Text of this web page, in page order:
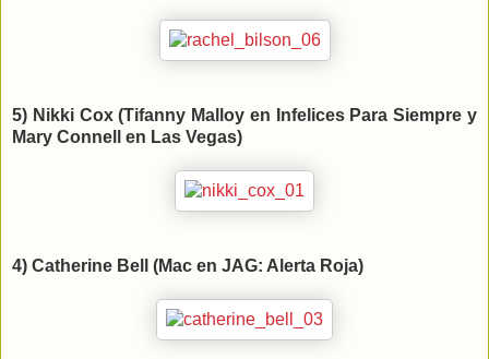
5) Nikki Cox (Tifanny Malloy en Infelices Para Siempre y
Mary Connell en Las Vegas)
4) Catherine Bell (Mac en JAG: Alerta Roja)